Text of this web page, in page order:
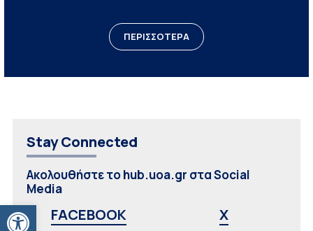
Ανοίξτε τη γραμμή εργαλείων
ΠΕΡΙΣΣΟΤΕΡΑ
Stay Connected
Ακολουθήστε το hub.uoa.gr στα Social
Media
FACEBOOK
X